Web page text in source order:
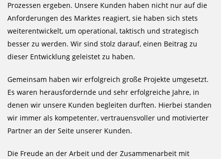
Prozessen ergeben. Unsere Kunden haben nicht nur auf die
Anforderungen des Marktes reagiert, sie haben sich stets
weiterentwickelt, um operational, taktisch und strategisch
besser zu werden. Wir sind stolz darauf, einen Beitrag zu
dieser Entwicklung geleistet zu haben.
Gemeinsam haben wir erfolgreich große Projekte umgesetzt.
Es waren herausfordernde und sehr erfolgreiche Jahre, in
denen wir unsere Kunden begleiten durften. Hierbei standen
wir immer als kompetenter, vertrauensvoller und motivierter
Partner an der Seite unserer Kunden.
Die Freude an der Arbeit und der Zusammenarbeit mit